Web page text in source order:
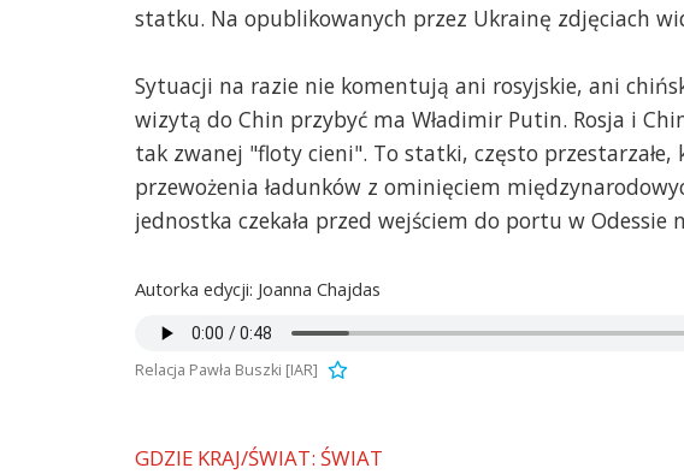
statku. Na opublikowanych przez Ukrainę zdjęciach
Sytuacji na razie nie komentują ani rosyjskie, ani
wizytą do Chin przybyć ma Władimir Putin. Rosja i
tak zwanej "floty cieni". To statki, często przestarzałe,
przewożenia ładunków z ominięciem
jednostka czekała przed wejściem do portu w Odessie
Autorka edycji: Joanna Chajdas
Relacja Pawła Buszki [IAR]
GDZIE KRAJ/ŚWIAT: ŚWIAT